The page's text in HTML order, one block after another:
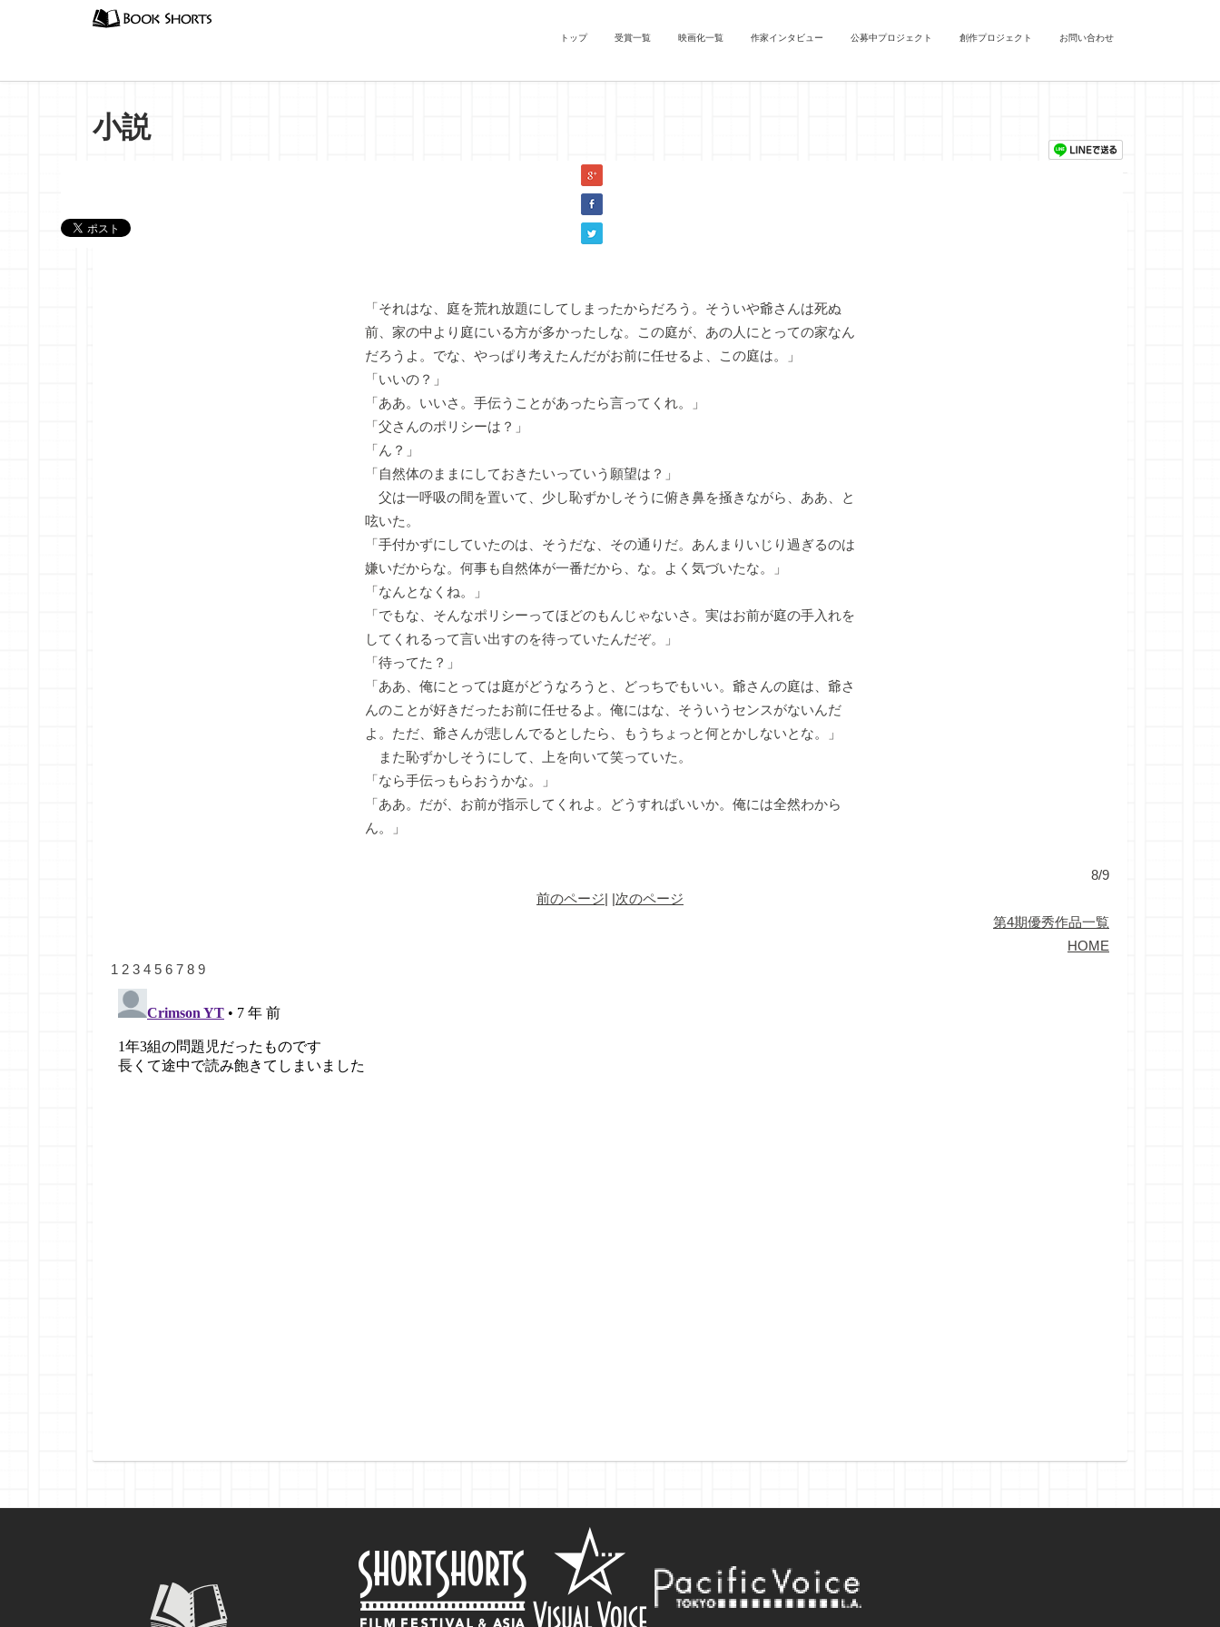
トップ 受賞一覧 映画化一覧 作家インタビュー 公募中プロジェクト 創作プロジェクト お問い合わせ
小説
『透鳥』生沼資康(『ナイチンゲール』)
「それはな、庭を荒れ放題にしてしまったからだろう。そういや爺さんは死ぬ
前、家の中より庭にいる方が多かったしな。この庭が、あの人にとっての家なん
だろうよ。でな、やっぱり考えたんだがお前に任せるよ、この庭は。」
「いいの？」
「ああ。いいさ。手伝うことがあったら言ってくれ。」
「父さんのポリシーは？」
「ん？」
「自然体のままにしておきたいっていう願望は？」
父は一呼吸の間を置いて、少し恥ずかしそうに俯き鼻を掻きながら、ああ、と
呟いた。
「手付かずにしていたのは、そうだな、その通りだ。あんまりいじり過ぎるのは
嫌いだからな。何事も自然体が一番だから、な。よく気づいたな。」
「なんとなくね。」
「でもな、そんなポリシーってほどのもんじゃないさ。実はお前が庭の手入れを
してくれるって言い出すのを待っていたんだぞ。」
「待ってた？」
「ああ、俺にとっては庭がどうなろうと、どっちでもいい。爺さんの庭は、爺さ
んのことが好きだったお前に任せるよ。俺にはな、そういうセンスがないんだ
よ。ただ、爺さんが悲しんでるとしたら、もうちょっと何とかしないとな。」
また恥ずかしそうにして、上を向いて笑っていた。
「なら手伝っもらおうかな。」
「ああ。だが、お前が指示してくれよ。どうすればいいか。俺には全然わから
ん。」
8/9
前のページ| |次のページ
第4期優秀作品一覧
HOME
1 2 3 4 5 6 7 8 9